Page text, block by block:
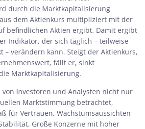
durch die Marktkapitalisierung
dem Aktienkurs multipliziert mit der
befindlichen Aktien ergibt. Damit ergibt
Indikator, der sich täglich – teilweise
– verändern kann. Steigt der Aktienkurs,
fällt er, sinkt
Marktkapitalisierung.
von Investoren und Analysten nicht nur
Marktstimmung betrachtet,
für Vertrauen, Wachstumsaussichten
Große Konzerne mit hoher